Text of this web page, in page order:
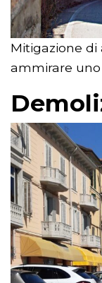
Mitigazione
ammirare